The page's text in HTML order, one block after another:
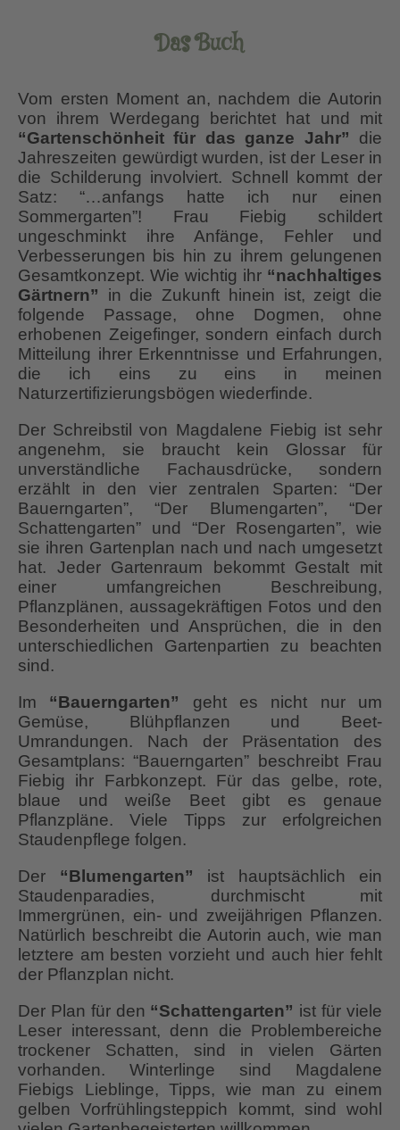
Das Buch
Vom ersten Moment an, nachdem die Autorin
von ihrem Werdegang berichtet hat und mit
“Gartenschönheit für das ganze Jahr” die
Jahreszeiten gewürdigt wurden, ist der Leser in
die Schilderung involviert. Schnell kommt der
Satz: “…anfangs hatte ich nur einen
Sommergarten”! Frau Fiebig schildert
ungeschminkt ihre Anfänge, Fehler und
Verbesserungen bis hin zu ihrem gelungenen
Gesamtkonzept. Wie wichtig ihr “nachhaltiges
Gärtnern” in die Zukunft hinein ist, zeigt die
folgende Passage, ohne Dogmen, ohne
erhobenen Zeigefinger, sondern einfach durch
Mitteilung ihrer Erkenntnisse und Erfahrungen,
die ich eins zu eins in meinen
Naturzertifizierungsbögen wiederfinde.
Der Schreibstil von Magdalene Fiebig ist sehr
angenehm, sie braucht kein Glossar für
unverständliche Fachausdrücke, sondern
erzählt in den vier zentralen Sparten: “Der
Bauerngarten”, “Der Blumengarten”, “Der
Schattengarten” und “Der Rosengarten”, wie
sie ihren Gartenplan nach und nach umgesetzt
hat. Jeder Gartenraum bekommt Gestalt mit
einer umfangreichen Beschreibung,
Pflanzplänen, aussagekräftigen Fotos und den
Besonderheiten und Ansprüchen, die in den
unterschiedlichen Gartenpartien zu beachten
sind.
Im “Bauerngarten”
geht es nicht nur um
Gemüse, Blühpflanzen und Beet-
Umrandungen. Nach der Präsentation des
Gesamtplans: “Bauerngarten” beschreibt Frau
Fiebig ihr Farbkonzept. Für das gelbe, rote,
blaue und weiße Beet gibt es genaue
Pflanzpläne. Viele Tipps zur erfolgreichen
Staudenpflege folgen.
Der “Blumengarten” ist hauptsächlich ein
Staudenparadies, durchmischt mit
Immergrünen, ein- und zweijährigen Pflanzen.
Natürlich beschreibt die Autorin auch, wie man
letztere am besten vorzieht und auch hier fehlt
der Pflanzplan nicht.
Der Plan für den “Schattengarten” ist für viele
Leser interessant, denn die Problembereiche
trockener Schatten, sind in vielen Gärten
vorhanden. Winterlinge sind Magdalene
Fiebigs Lieblinge, Tipps, wie man zu einem
gelben Vorfrühlingsteppich kommt, sind wohl